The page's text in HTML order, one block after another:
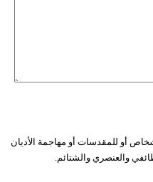
أو للمقدسات أو مهاجمة الأديان
والعنصري والشتائم.